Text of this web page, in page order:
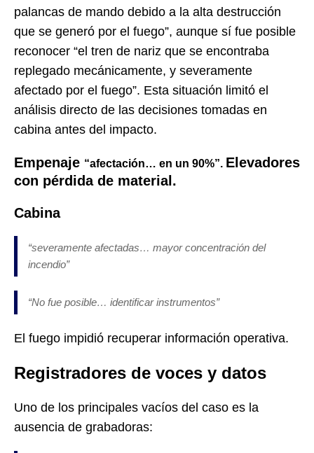
palancas de mando debido a la alta destrucción
que se generó por el fuego”, aunque sí fue posible
reconocer “el tren de nariz que se encontraba
replegado mecánicamente, y severamente
afectado por el fuego”. Esta situación limitó el
análisis directo de las decisiones tomadas en
cabina antes del impacto.
Empenaje “afectación… en un 90%”. Elevadores
con pérdida de material.
Cabina
“severamente afectadas… mayor concentración del
incendio”
“No fue posible… identificar instrumentos”
El fuego impidió recuperar información operativa.
Registradores de voces y datos
Uno de los principales vacíos del caso es la
ausencia de grabadoras: